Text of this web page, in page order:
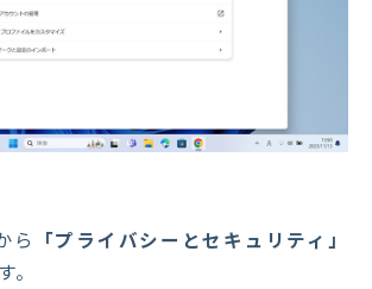
ら
「プライバシーとセキュリティ」
。